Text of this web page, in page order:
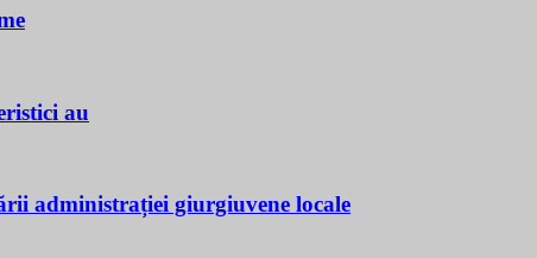
au
administrației giurgiuvene locale